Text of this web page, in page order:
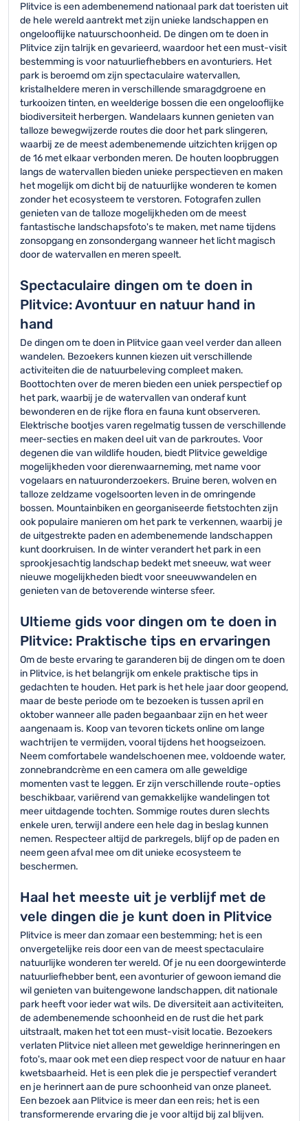
Plitvice is een adembenemend nationaal park dat toeristen uit
de hele wereld aantrekt met zijn unieke landschappen en
ongelooflijke natuurschoonheid. De dingen om te doen in
Plitvice zijn talrijk en gevarieerd, waardoor het een must-visit
bestemming is voor natuurliefhebbers en avonturiers. Het
park is beroemd om zijn spectaculaire watervallen,
kristalheldere meren in verschillende smaragdgroene en
turkooizen tinten, en weelderige bossen die een ongelooflijke
biodiversiteit herbergen. Wandelaars kunnen genieten van
talloze bewegwijzerde routes die door het park slingeren,
waarbij ze de meest adembenemende uitzichten krijgen op
de 16 met elkaar verbonden meren. De houten loopbruggen
langs de watervallen bieden unieke perspectieven en maken
het mogelijk om dicht bij de natuurlijke wonderen te komen
zonder het ecosysteem te verstoren. Fotografen zullen
genieten van de talloze mogelijkheden om de meest
fantastische landschapsfoto's te maken, met name tijdens
zonsopgang en zonsondergang wanneer het licht magisch
door de watervallen en meren speelt.
Spectaculaire dingen om te doen in
Plitvice: Avontuur en natuur hand in
hand
De dingen om te doen in Plitvice gaan veel verder dan alleen
wandelen. Bezoekers kunnen kiezen uit verschillende
activiteiten die de natuurbeleving compleet maken.
Boottochten over de meren bieden een uniek perspectief op
het park, waarbij je de watervallen van onderaf kunt
bewonderen en de rijke flora en fauna kunt observeren.
Elektrische bootjes varen regelmatig tussen de verschillende
meer-secties en maken deel uit van de parkroutes. Voor
degenen die van wildlife houden, biedt Plitvice geweldige
mogelijkheden voor dierenwaarneming, met name voor
vogelaars en natuuronderzoekers. Bruine beren, wolven en
talloze zeldzame vogelsoorten leven in de omringende
bossen. Mountainbiken en georganiseerde fietstochten zijn
ook populaire manieren om het park te verkennen, waarbij je
de uitgestrekte paden en adembenemende landschappen
kunt doorkruisen. In de winter verandert het park in een
sprookjesachtig landschap bedekt met sneeuw, wat weer
nieuwe mogelijkheden biedt voor sneeuwwandelen en
genieten van de betoverende winterse sfeer.
Ultieme gids voor dingen om te doen in
Plitvice: Praktische tips en ervaringen
Om de beste ervaring te garanderen bij de dingen om te doen
in Plitvice, is het belangrijk om enkele praktische tips in
gedachten te houden. Het park is het hele jaar door geopend,
maar de beste periode om te bezoeken is tussen april en
oktober wanneer alle paden begaanbaar zijn en het weer
aangenaam is. Koop van tevoren tickets online om lange
wachtrijen te vermijden, vooral tijdens het hoogseizoen.
Neem comfortabele wandelschoenen mee, voldoende water,
zonnebrandcrème en een camera om alle geweldige
momenten vast te leggen. Er zijn verschillende route-opties
beschikbaar, variërend van gemakkelijke wandelingen tot
meer uitdagende tochten. Sommige routes duren slechts
enkele uren, terwijl andere een hele dag in beslag kunnen
nemen. Respecteer altijd de parkregels, blijf op de paden en
neem geen afval mee om dit unieke ecosysteem te
beschermen.
Haal het meeste uit je verblijf met de
vele dingen die je kunt doen in Plitvice
Plitvice is meer dan zomaar een bestemming; het is een
onvergetelijke reis door een van de meest spectaculaire
natuurlijke wonderen ter wereld. Of je nu een doorgewinterde
natuurliefhebber bent, een avonturier of gewoon iemand die
wil genieten van buitengewone landschappen, dit nationale
park heeft voor ieder wat wils. De diversiteit aan activiteiten,
de adembenemende schoonheid en de rust die het park
uitstraalt, maken het tot een must-visit locatie. Bezoekers
verlaten Plitvice niet alleen met geweldige herinneringen en
foto's, maar ook met een diep respect voor de natuur en haar
kwetsbaarheid. Het is een plek die je perspectief verandert
en je herinnert aan de pure schoonheid van onze planeet.
Een bezoek aan Plitvice is meer dan een reis; het is een
transformerende ervaring die je voor altijd bij zal blijven.